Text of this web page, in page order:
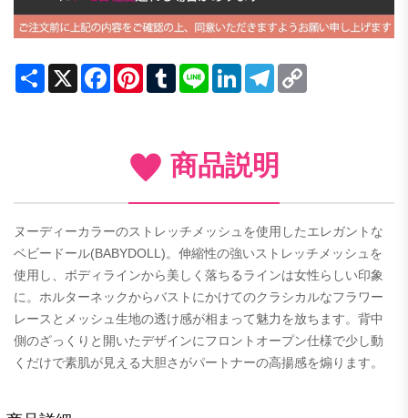
Share X FacebookPinterestTumblrLine LinkedInTelegram
商品説明
ヌーディーカラーのストレッチメッシュを使用したエレガントな
ベビードール(BABYDOLL)。伸縮性の強いストレッチメッシュを
使用し、ボディラインから美しく落ちるラインは女性らしい印象
に。ホルターネックからバストにかけてのクラシカルなフラワー
レースとメッシュ生地の透け感が相まって魅力を放ちます。背中
側のざっくりと開いたデザインにフロントオープン仕様で少し動
くだけで素肌が見える大胆さがパートナーの高揚感を煽ります。